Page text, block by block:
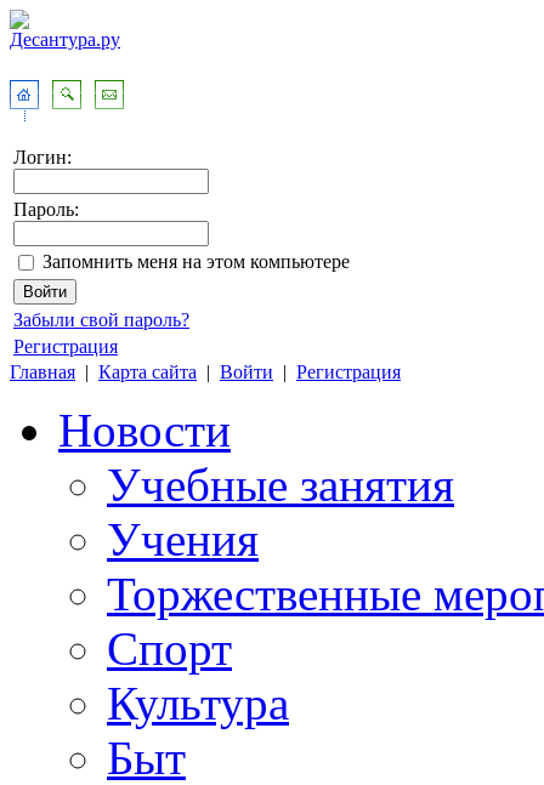
Логин:
Пароль:
Запомнить меня на этом компьютере
Забыли свой пароль?
Регистрация
Главная | Карта сайта | Войти | Регистрация
Новости
Учебные занятия
Учения
Торжественные
Спорт
Культура
Быт